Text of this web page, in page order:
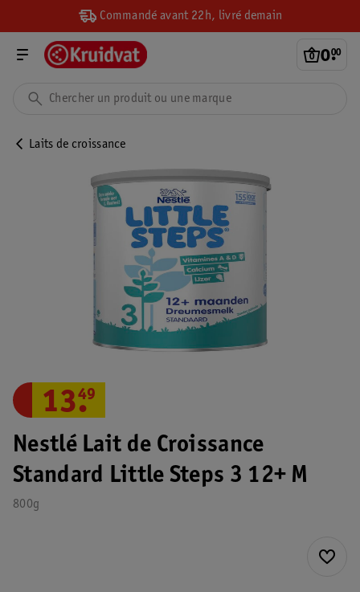
Commandé avant 22h, livré demain
0.
00
Laits de croissance
Nestlé Lait de Croissance
Standard Little Steps 3 12+ M
800g
13.
49